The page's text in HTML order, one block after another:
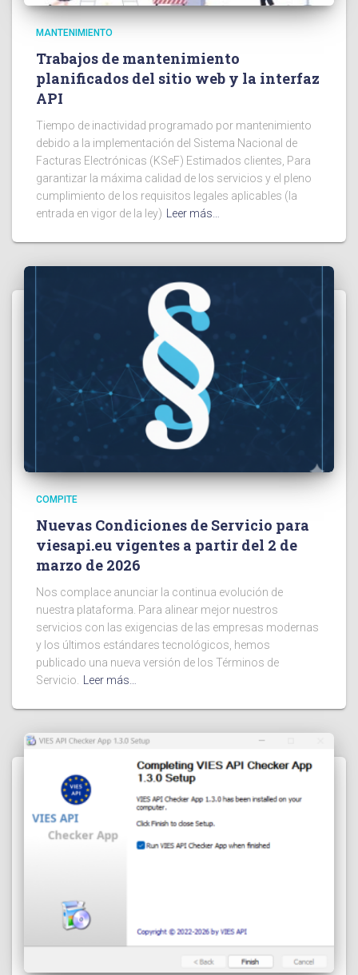
MANTENIMIENTO
Trabajos de mantenimiento
planificados del sitio web y la interfaz
API
Tiempo de inactividad programado por mantenimiento
debido a la implementación del Sistema Nacional de
Facturas Electrónicas (KSeF) Estimados clientes, Para
garantizar la máxima calidad de los servicios y el pleno
cumplimiento de los requisitos legales aplicables (la
entrada en vigor de la ley)
Leer más…
COMPITE
Nuevas Condiciones de Servicio para
viesapi.eu vigentes a partir del 2 de
marzo de 2026
Nos complace anunciar la continua evolución de
nuestra plataforma. Para alinear mejor nuestros
servicios con las exigencias de las empresas modernas
y los últimos estándares tecnológicos, hemos
publicado una nueva versión de los Términos de
Servicio. Leer más…